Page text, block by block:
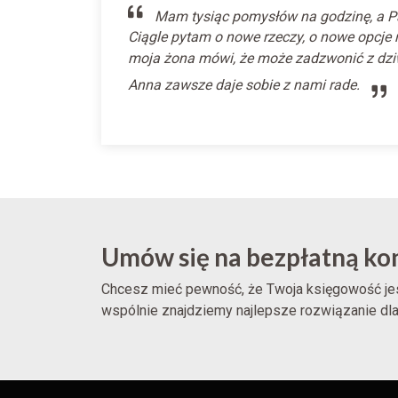
Mam tysiąc pomysłów na godzinę, a
Ciągle pytam o nowe rzeczy, o nowe
moja żona mówi, że może zadzwonić z
Anna zawsze daje sobie z nami rade.
Umów się na bezpłatną
Chcesz mieć pewność, że Twoja księgowość
wspólnie znajdziemy najlepsze rozwiązanie